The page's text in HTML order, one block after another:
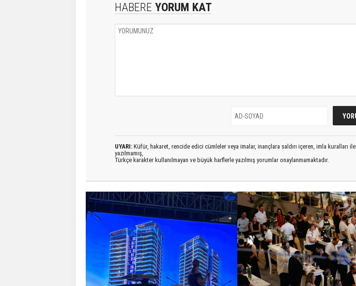
HABERE YORUM KAT
UYARI: Küfür, hakaret, rencide edici cümleler veya imalar, inançlara saldırı içeren, imla kuralları ile
yazılmamış,
Türkçe karakter kullanılmayan ve büyük harflerle yazılmış yorumlar onaylanmamaktadır.